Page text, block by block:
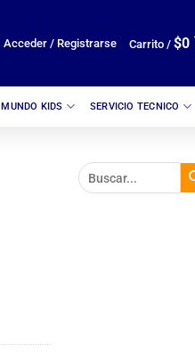
Acceder / Registrarse Carrito / $0
MUNDO KIDS SERVICIO TECNICO